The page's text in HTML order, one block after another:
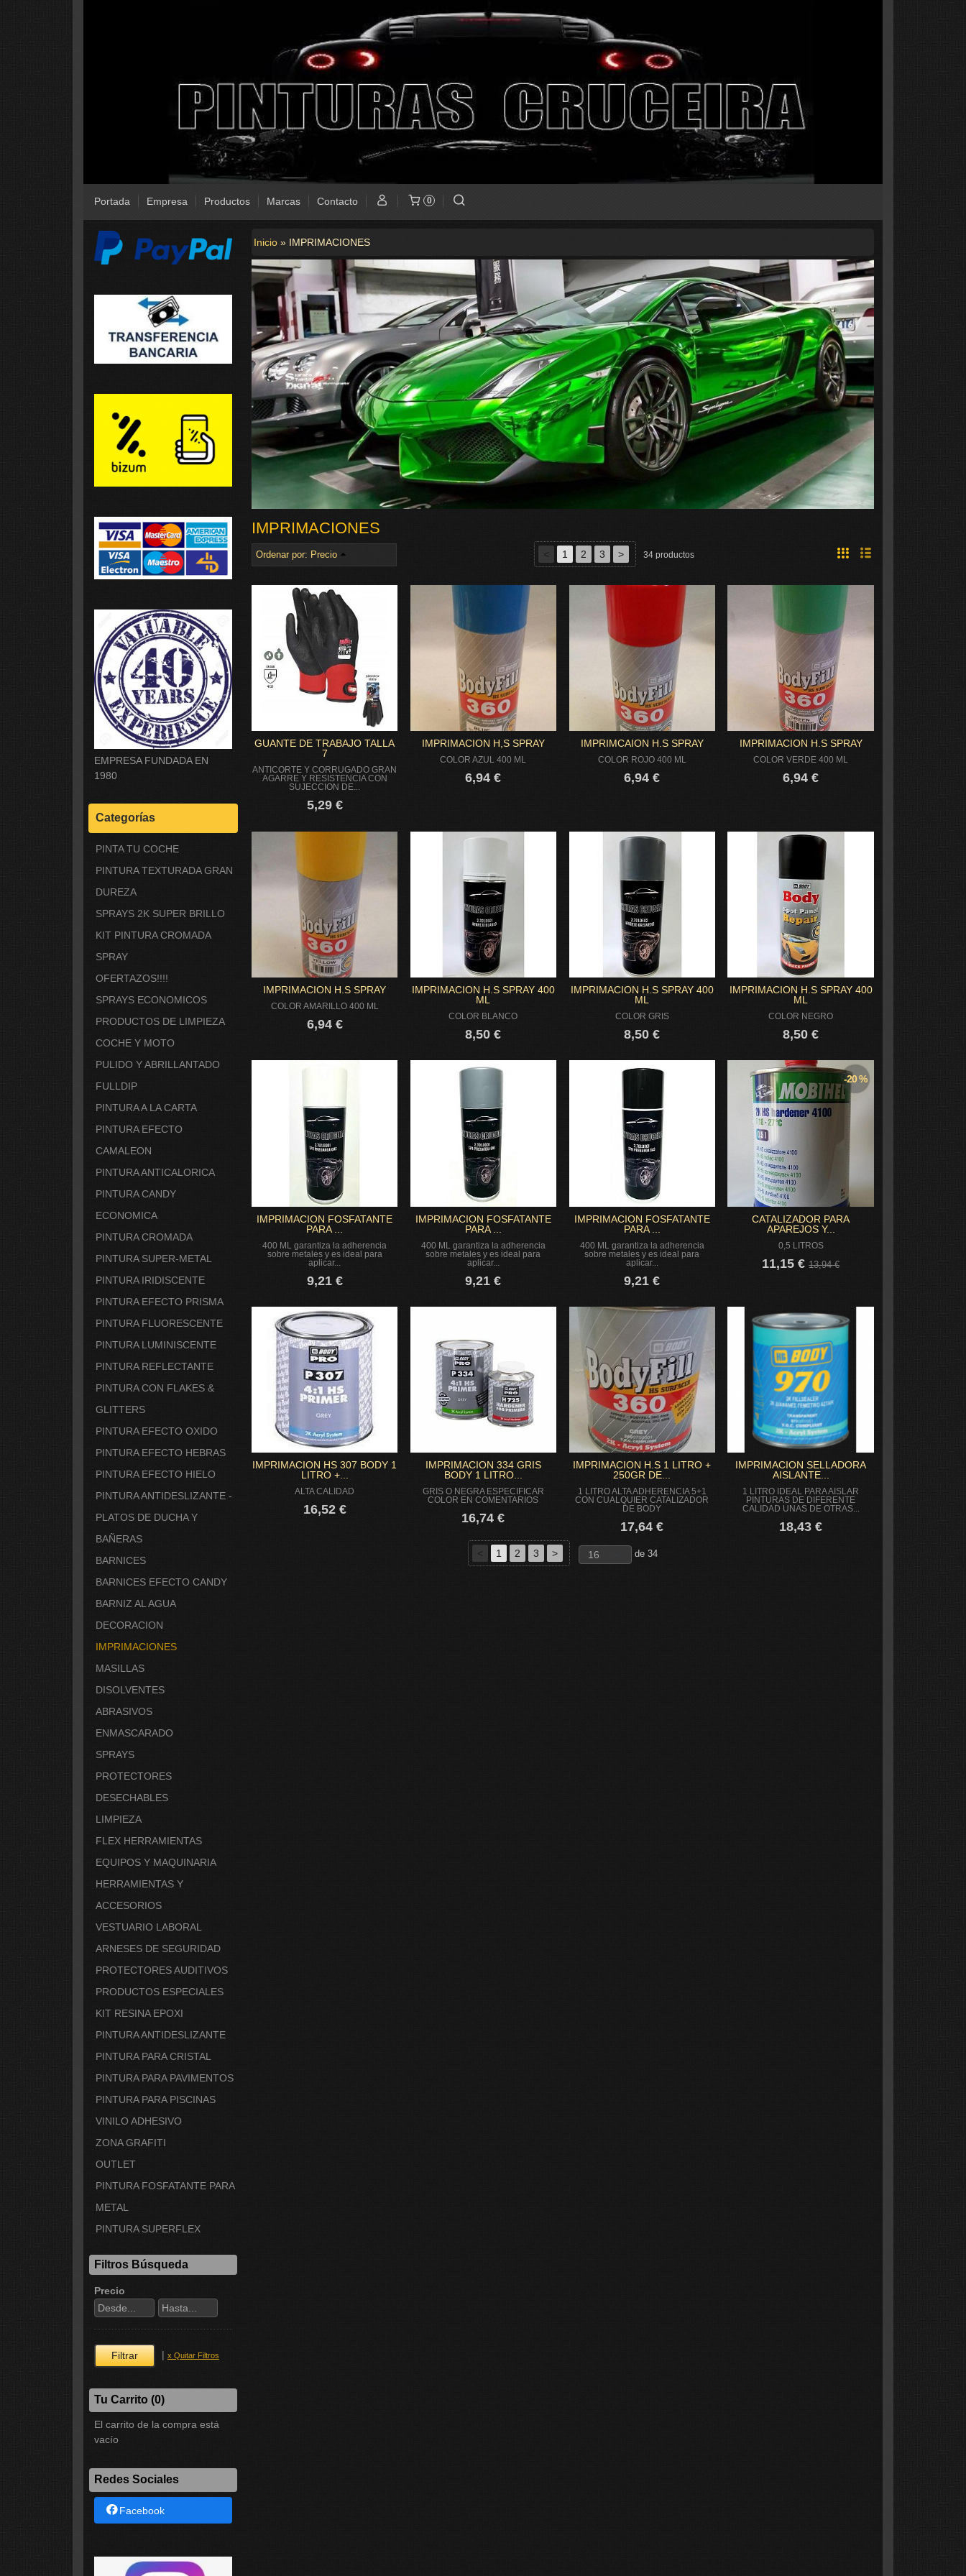
Portada Empresa Productos Marcas Contacto 0
EMPRESA FUNDADA EN
1980
Categorías
PINTA TU COCHE
PINTURA TEXTURADA GRAN
DUREZA
SPRAYS 2K SUPER BRILLO
KIT PINTURA CROMADA
SPRAY
OFERTAZOS!!!!
SPRAYS ECONOMICOS
PRODUCTOS DE LIMPIEZA
COCHE Y MOTO
PULIDO Y ABRILLANTADO
FULLDIP
PINTURA A LA CARTA
PINTURA EFECTO
CAMALEON
PINTURA ANTICALORICA
PINTURA CANDY
ECONOMICA
PINTURA CROMADA
PINTURA SUPER-METAL
PINTURA IRIDISCENTE
PINTURA EFECTO PRISMA
PINTURA FLUORESCENTE
PINTURA LUMINISCENTE
PINTURA REFLECTANTE
PINTURA CON FLAKES &
GLITTERS
PINTURA EFECTO OXIDO
PINTURA EFECTO HEBRAS
PINTURA EFECTO HIELO
PINTURA ANTIDESLIZANTE -
PLATOS DE DUCHA Y
BAÑERAS
BARNICES
BARNICES EFECTO CANDY
BARNIZ AL AGUA
DECORACION
IMPRIMACIONES
MASILLAS
DISOLVENTES
ABRASIVOS
ENMASCARADO
SPRAYS
PROTECTORES
DESECHABLES
LIMPIEZA
FLEX HERRAMIENTAS
EQUIPOS Y MAQUINARIA
HERRAMIENTAS Y
ACCESORIOS
VESTUARIO LABORAL
ARNESES DE SEGURIDAD
PROTECTORES AUDITIVOS
PRODUCTOS ESPECIALES
KIT RESINA EPOXI
PINTURA ANTIDESLIZANTE
PINTURA PARA CRISTAL
PINTURA PARA PAVIMENTOS
PINTURA PARA PISCINAS
VINILO ADHESIVO
ZONA GRAFITI
OUTLET
PINTURA FOSFATANTE PARA
METAL
PINTURA SUPERFLEX
Filtros Búsqueda
Precio
| x Quitar Filtros
Tu Carrito (0)
El carrito de la compra está
vacío
Redes Sociales
Facebook
Inicio» IMPRIMACIONES
IMPRIMACIONES
Ordenar por: Precio < 1 2 3 > 34 productos
GUANTE DE TRABAJO TALLA
7
ANTICORTE Y CORRUGADO GRAN
AGARRE Y RESISTENCIA CON
SUJECCION DE...
5,29 €
IMPRIMACION H,S SPRAY
COLOR AZUL 400 ML
6,94 €
IMPRIMCAION H.S SPRAY
COLOR ROJO 400 ML
6,94 €
IMPRIMACION H.S SPRAY
COLOR VERDE 400 ML
6,94 €
IMPRIMACION H.S SPRAY
COLOR AMARILLO 400 ML
6,94 €
IMPRIMACION H.S SPRAY 400
ML
COLOR BLANCO
8,50 €
IMPRIMACION H.S SPRAY 400
ML
COLOR GRIS
8,50 €
IMPRIMACION H.S SPRAY 400
ML
COLOR NEGRO
8,50 €
IMPRIMACION FOSFATANTE
PARA ...
400 ML garantiza la adherencia
sobre metales y es ideal para
aplicar...
9,21 €
IMPRIMACION FOSFATANTE
PARA ...
400 ML garantiza la adherencia
sobre metales y es ideal para
aplicar...
9,21 €
IMPRIMACION FOSFATANTE
PARA ...
400 ML garantiza la adherencia
sobre metales y es ideal para
aplicar...
9,21 €
-20 %
CATALIZADOR PARA
APAREJOS Y...
0,5 LITROS
11,15 €13,94 €
IMPRIMACION HS 307 BODY 1
LITRO +...
ALTA CALIDAD
16,52 €
IMPRIMACION 334 GRIS
BODY 1 LITRO...
GRIS O NEGRA ESPECIFICAR
COLOR EN COMENTARIOS
16,74 €
IMPRIMACION H.S 1 LITRO +
250GR DE...
1 LITRO ALTA ADHERENCIA 5+1
CON CUALQUIER CATALIZADOR
DE BODY
17,64 €
IMPRIMACION SELLADORA
AISLANTE...
1 LITRO IDEAL PARA AISLAR
PINTURAS DE DIFERENTE
CALIDAD UNAS DE OTRAS...
18,43 €
< 1 2 3 > de 34